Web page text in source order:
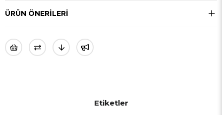
ÜRÜN ÖNERILERI
Etiketler